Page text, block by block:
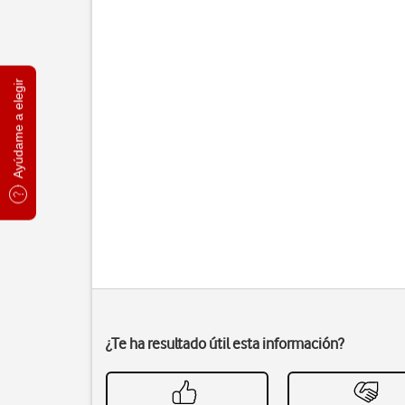
Ayúdame a elegir
¿Te ha resultado útil esta información?